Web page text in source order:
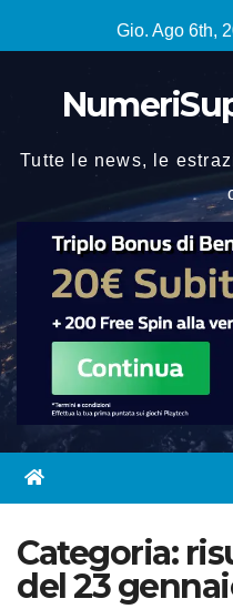
al
Gio. Ago 6th,
Tutte le news, le
Categoria:
del 23